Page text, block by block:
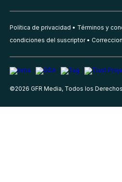
Política de privacidad Términos y
condiciones del suscriptor
©2026 GFR Media, Todos los